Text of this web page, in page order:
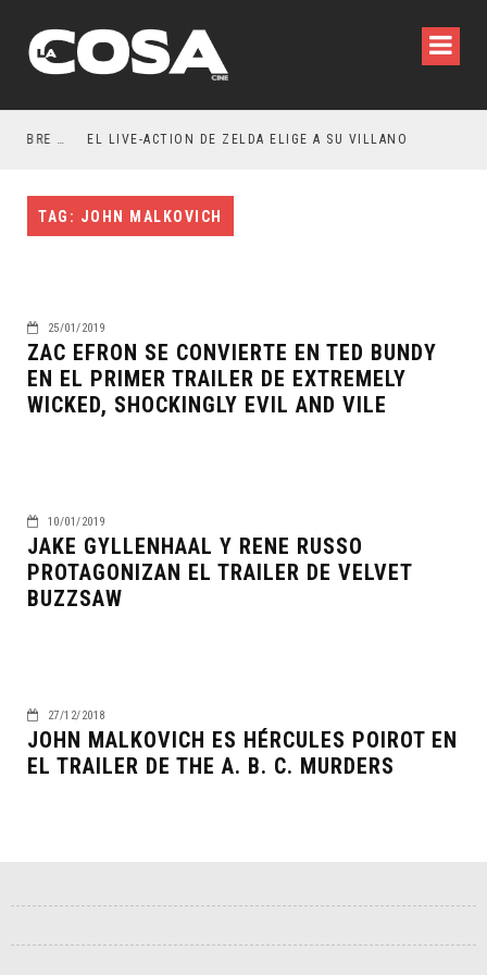
RESEÑA LA INVITACIÓN: OLIVIA WILDE REFLEXIONA SOBRE LA VIDA CONYUGAL EL LIVE-ACTION DE ZELDA ELIGE A SU VILLANO
TAG: JOHN MALKOVICH
25/01/2019
ZAC EFRON SE CONVIERTE EN TED BUNDY
EN EL PRIMER TRAILER DE EXTREMELY
WICKED, SHOCKINGLY EVIL AND VILE
10/01/2019
JAKE GYLLENHAAL Y RENE RUSSO
PROTAGONIZAN EL TRAILER DE VELVET
BUZZSAW
27/12/2018
JOHN MALKOVICH ES HÉRCULES POIROT EN
EL TRAILER DE THE A. B. C. MURDERS